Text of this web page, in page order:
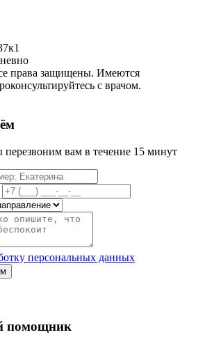
права защищены. Имеются
с врачом.
перезвоним вам в течение 15 минут
персональных данных
помощник